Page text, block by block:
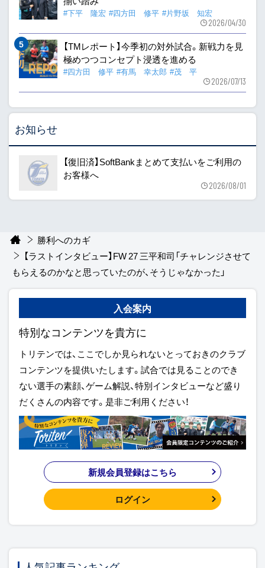
#下平 隆宏 #四方田 修平 #片野坂 知宏
2026/04/30
【TMレポート】今季初の対外試合。新戦力を見
極めつつコンセプト浸透を進める
#四方田 修平 #有馬 幸太郎 #茂 平
2026/07/13
お知らせ
【復旧済】SoftBankまとめて支払いをご利用の
お客様へ
2026/08/01
勝利へのカギ
【ラストインタビュー】FW 27 三平和司「チャレンジさせて
もらえるのかなと思っていたのが、そうじゃなかった」
入会案内
特別なコンテンツを貴方に
トリテンでは、ここでしか見られないとっておきのクラブ
コンテンツを提供いたします。試合では見ることのでき
ない選手の素顔、ゲーム解説、特別インタビューなど盛り
だくさんの内容です。是非ご利用ください！
新規会員登録はこちら
ログイン